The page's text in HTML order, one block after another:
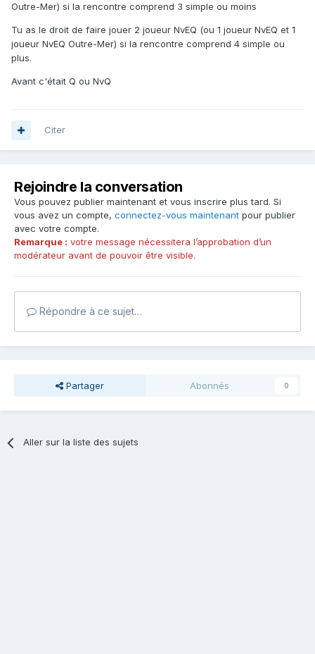
Outre-Mer) si la rencontre comprend 3 simple ou moins
Tu as le droit de faire jouer 2 joueur NvEQ (ou 1 joueur NvEQ et 1
joueur NvEQ Outre-Mer) si la rencontre comprend 4 simple ou
plus.
Avant c'était Q ou NvQ
Citer
Rejoindre la conversation
Vous pouvez publier maintenant et vous inscrire plus tard. Si
vous avez un compte, connectez-vous maintenant pour publier
avec votre compte.
Remarque : votre message nécessitera l’approbation d’un
modérateur avant de pouvoir être visible.
Répondre à ce sujet…
Partager Abonnés 0
Aller sur la liste des sujets